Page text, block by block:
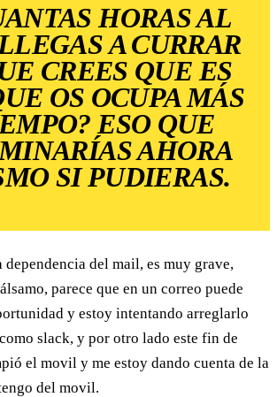
HORAS AL
A CURRAR
CREES QUE ES
OS OCUPA MÁS
ESO QUE
AHORA
SI PUDIERAS.
dependencia del mail, es muy grave,
parece que en un correo puede
y estoy intentando arreglarlo
slack, y por otro lado este fin de
el movil y me estoy dando cuenta de la
del movil.